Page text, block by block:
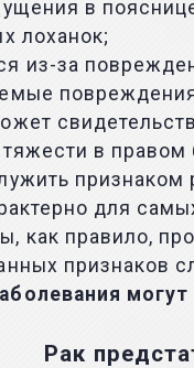
в
лоханок;
из-за
в
признаком
для
как правило,
признаков
Рак